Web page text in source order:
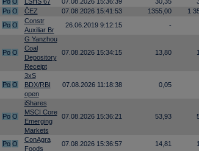
Po O ČEZ 07.08.2026 15:41:53 1355,00 1
Po O
Constr
Auxiliar Br
26.06.2019 9:12:15 -
Po O
G Yanzhou
Coal
Depository
Receipt
07.08.2026 15:34:15 13,80
Po O
3xS
BDX/RBI
open
07.08.2026 11:18:38 0,05
Po O
iShares
MSCI Core
Emerging
Markets
07.08.2026 15:36:21 53,93
Po O
ConAgra
Foods
07.08.2026 15:36:57 14,81